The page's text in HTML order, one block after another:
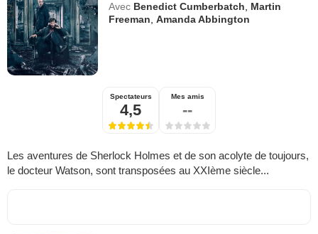
Avec Benedict Cumberbatch
Martin
Freeman ,Amanda Abbington
Spectateurs
4,5
Mes amis
--
Les aventures de Sherlock Holmes et de son acolyte de toujours,
le docteur Watson, sont transposées au XXIème siècle...